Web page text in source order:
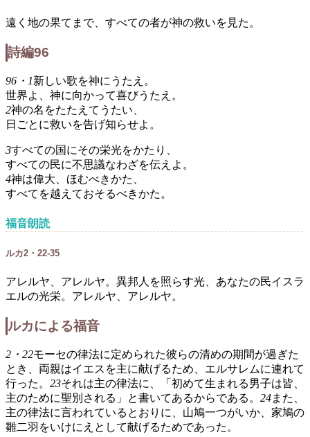
遠く地の果てまで、すべての者が神の救いを見た。
詩編96
96・1新しい歌を神にうたえ。
世界よ、神に向かって喜びうたえ。
2神の名をたたえてうたい、
日ごとに救いを告げ知らせよ。
3すべての国にその栄光をかたり、
すべての民に不思議なわざを伝えよ。
4神は偉大、ほむべきかた、
すべてを越えておそるべきかた。
福音朗読
ルカ2・22-35
アレルヤ、アレルヤ。異邦人を照らす光、あなたの民イスラ
エルの光栄。アレルヤ、アレルヤ。
ルカによる福音
2・22モーセの律法に定められた彼らの清めの期間が過ぎた
とき、両親はイエスを主に献げるため、エルサレムに連れて
行った。 23それは主の律法に、「初めて生まれる男子は皆、
主のために聖別される」と書いてあるからである。 24また、
主の律法に言われているとおりに、山鳩一つがいか、家鳩の
雛二羽をいけにえとして献げるためであった。